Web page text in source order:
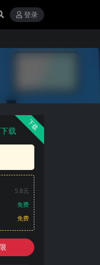
登录
下载
载
5.8元
免费
免费